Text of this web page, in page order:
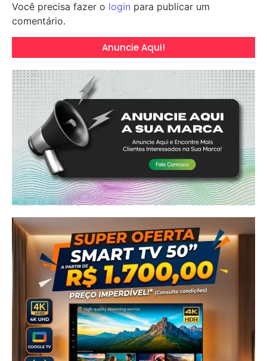
Você precisa fazer o login para publicar um
comentário.
Anuncie Aqui!